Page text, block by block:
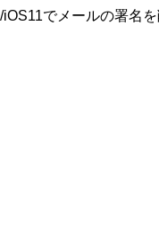
でメールの署名